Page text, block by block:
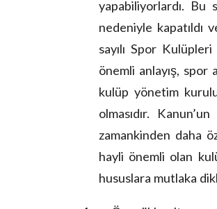
yapabiliyorlardı.
nedeniyle kapatıldı
sayılı Spor
önemli anlayış, spor
kulüp yönetim
olmasıdır.
zamankinden daha
hayli önemli olan
hususlara mutlaka